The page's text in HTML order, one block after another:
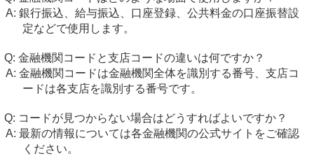
銀行振込、給与振込、口座登録、公共料金の口座振替設
定などで使用します。
金融機関コードと支店コードの違いは何ですか？
金融機関コードは金融機関全体を識別する番号、支店コ
ードは各支店を識別する番号です。
コードが見つからない場合はどうすればよいですか？
最新の情報については各金融機関の公式サイトをご確認
ください。